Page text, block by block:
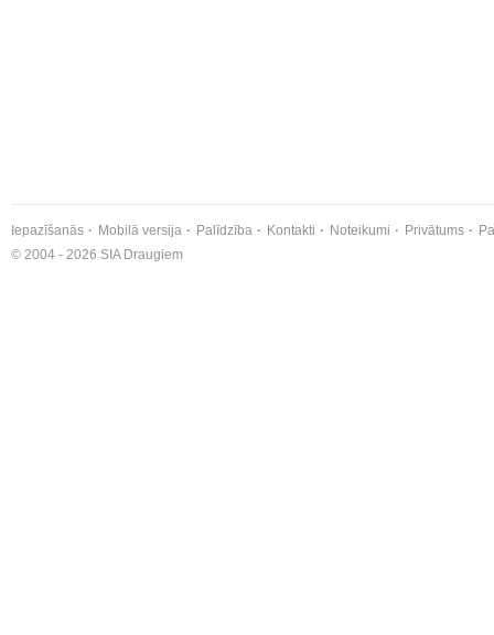
Iepazīšanās Mobilā versija Palīdzība Kontakti Noteikumi Privātums
© 2004 - 2026 SIA Draugiem